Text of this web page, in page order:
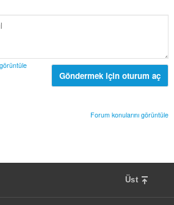
Göndermek için oturum aç
Forum konularını görüntüle
Üst